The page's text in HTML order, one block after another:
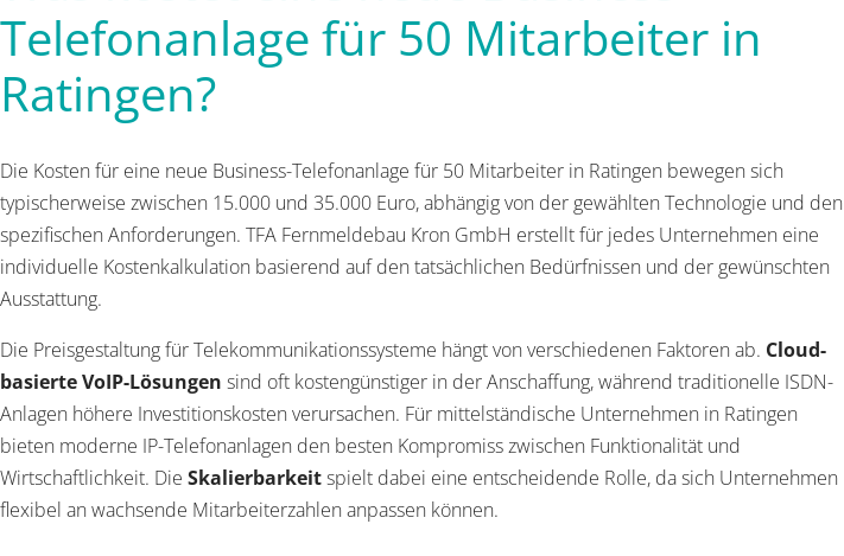
Telefonanlage für 50 Mitarbeiter in
Ratingen?
Die Kosten für eine neue Business-Telefonanlage für 50 Mitarbeiter in Ratingen bewegen sich
typischerweise zwischen 15.000 und 35.000 Euro, abhängig von der gewählten Technologie und den
spezifischen Anforderungen. TFA Fernmeldebau Kron GmbH erstellt für jedes Unternehmen eine
individuelle Kostenkalkulation basierend auf den tatsächlichen Bedürfnissen und der gewünschten
Ausstattung.
Die Preisgestaltung für Telekommunikationssysteme hängt von verschiedenen Faktoren ab. Cloud-
basierte VoIP-Lösungen sind oft kostengünstiger in der Anschaffung, während traditionelle ISDN-
Anlagen höhere Investitionskosten verursachen. Für mittelständische Unternehmen in Ratingen
bieten moderne IP-Telefonanlagen den besten Kompromiss zwischen Funktionalität und
Wirtschaftlichkeit. Die Skalierbarkeitspielt dabei eine entscheidende Rolle, da sich Unternehmen
flexibel an wachsende Mitarbeiterzahlen anpassen können.